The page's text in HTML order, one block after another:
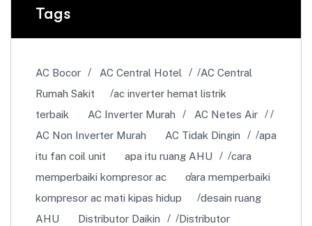
Tags
AC Bocor AC Central Hotel
AC Central
Rumah Sakit
ac inverter hemat listrik
terbaik
AC Inverter Murah
AC Netes Air
AC Non Inverter Murah
AC Tidak Dingin
apa
itu fan coil unit
apa itu ruang AHU
cara
memperbaiki kompresor ac
cara memperbaiki
kompresor ac mati kipas hidup
desain ruang
AHU
Distributor Daikin
Distributor